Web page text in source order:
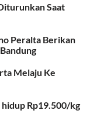
Saat
Peralta Berikan
Melaju Ke
Rp19.500/kg